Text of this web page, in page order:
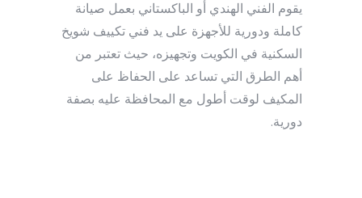
يقوم الفني الهندي أو الباكستاني بعمل صيانة
كاملة ودورية للأجهزة على يد فني تكييف شويخ
السكنية في الكويت وتجهيزه، حيث تعتبر من
أهم الطرق التي تساعد على الحفاظ على
المكيف لوقت أطول مع المحافظة عليه بصفة
دورية.